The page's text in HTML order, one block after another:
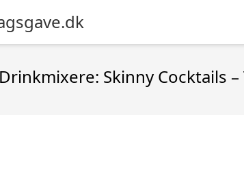
Skinny Cocktails